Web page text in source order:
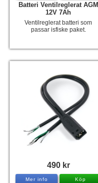
Volvo Penta Servicedelar
Yanmar Servicedelar
Hummertina
Batteri Ventilreglerat AGM
12V 7Ah
Ventilreglerat batteri som
passar isfiske paket.
490 kr
Mer info Köp